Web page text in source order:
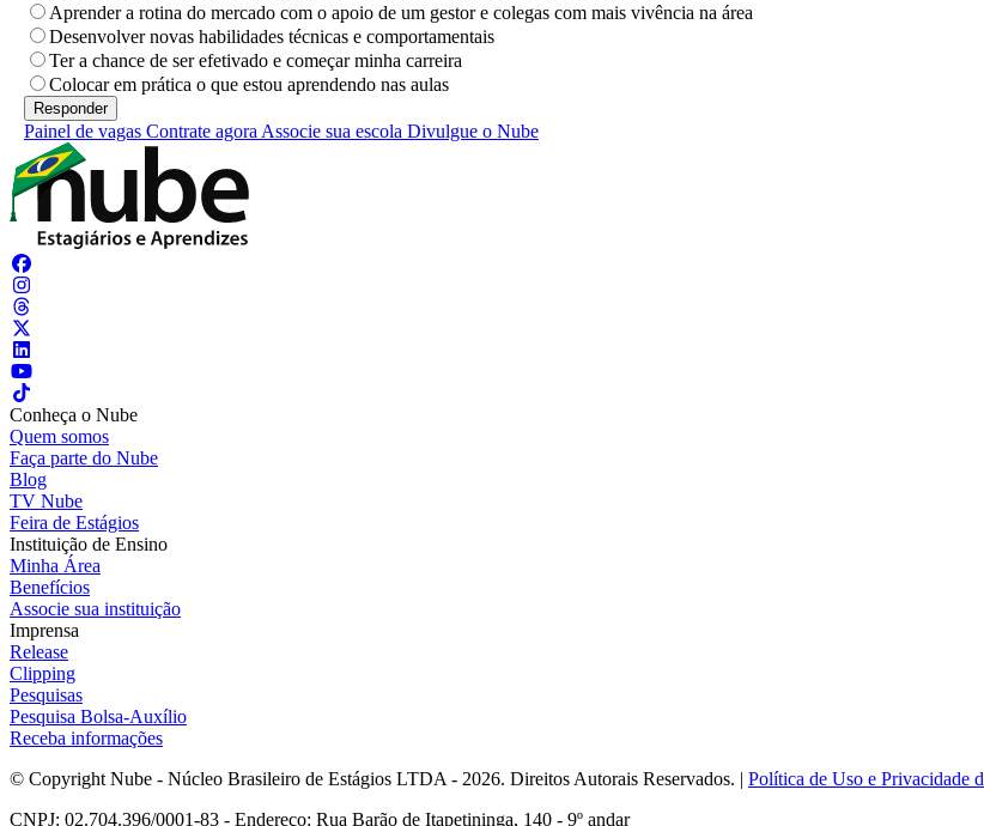
Aprender a rotina do mercado com o apoio de um gestor e colegas com mais vivência na área
Desenvolver novas habilidades técnicas e comportamentais
Ter a chance de ser efetivado e começar minha carreira
Colocar em prática o que estou aprendendo nas aulas
Painel de vagas Contrate agora Associe sua escola Divulgue o Nube
Conheça o Nube
Quem somos
Faça parte do Nube
Blog
TV Nube
Feira de Estágios
Instituição de Ensino
Minha Área
Benefícios
Associe sua instituição
Imprensa
Release
Clipping
Pesquisas
Pesquisa Bolsa-Auxílio
Receba informações
© Copyright Nube - Núcleo Brasileiro de Estágios LTDA - 2026. Direitos Autorais Reservados. | Política de Uso e Privacidade
CNPJ: 02.704.396/0001-83 - Endereço: Rua Barão de Itapetininga, 140 - 9º andar